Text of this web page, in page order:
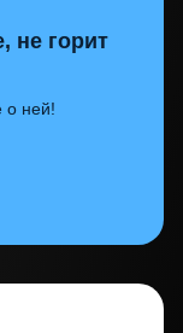
не горит
о ней!